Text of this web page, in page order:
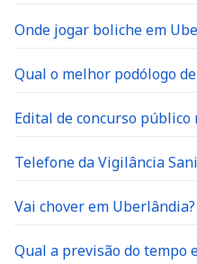
Onde jogar boliche em
Qual o melhor podólogo
Edital de concurso
Telefone da Vigilância
Vai chover em Uberlândia?
Qual a previsão do tempo